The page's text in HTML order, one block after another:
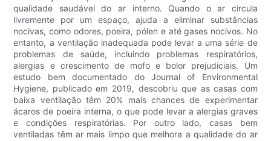
qualidade saudável do ar interno. Quando o ar circula
livremente por um espaço, ajuda a eliminar substâncias
nocivas, como odores, poeira, pólen e até gases nocivos. No
entanto, a ventilação inadequada pode levar a uma série de
problemas de saúde, incluindo problemas respiratórios,
alergias e crescimento de mofo e bolor prejudiciais. Um
estudo bem documentado do Journal of Environmental
Hygiene, publicado em 2019, descobriu que as casas com
baixa ventilação têm 20% mais chances de experimentar
ácaros de poeira interna, o que pode levar a alergias graves
e condições respiratórias. Por outro lado, casas bem
ventiladas têm ar mais limpo que melhora a qualidade do ar